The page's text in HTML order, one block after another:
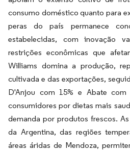
consumo doméstico quanto para
peras do país permanece
estabelecidas, com inovação
restrições econômicas que
Williams domina a produção,
cultivada e das exportações,
D'Anjou com 15% e Abate com
consumidores por dietas mais
demanda por produtos frescos.
da Argentina, das regiões
áreas áridas de Mendoza,